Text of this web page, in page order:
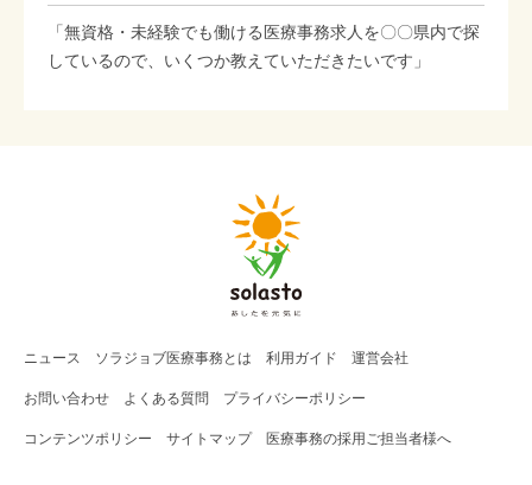
「無資格・未経験でも働ける医療事務求人を〇〇県内で探
しているので、いくつか教えていただきたいです」
ニュース ソラジョブ医療事務 とは 利用ガイド 運営会社
お問い合わせ よくある質問 プライバシーポリシー
コンテンツポリシー サイトマップ 医療事務の採用ご担当者様へ